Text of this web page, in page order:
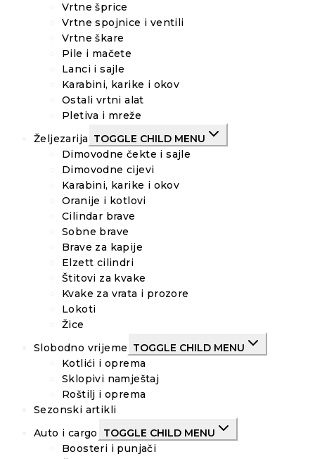
Vrtne šprice
Vrtne spojnice i ventili
Vrtne škare
Pile i mačete
Lanci i sajle
Karabini, karike i okov
Ostali vrtni alat
Pletiva i mreže
Željezarija TOGGLE CHILD MENU
Dimovodne čekte i sajle
Dimovodne cijevi
Karabini, karike i okov
Oranije i kotlovi
Cilindar brave
Sobne brave
Brave za kapije
Elzett cilindri
Štitovi za kvake
Kvake za vrata i prozore
Lokoti
Žice
Slobodno vrijeme TOGGLE CHILD MENU
Kotlići i oprema
Sklopivi namještaj
Roštilj i oprema
Sezonski artikli
Auto i cargo
TOGGLE CHILD MENU
Boosteri i punjači